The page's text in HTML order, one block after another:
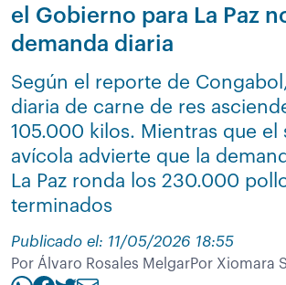
el Gobierno para La Paz
demanda diaria
Según el reporte de
diaria de carne de res
105.000 kilos. Mientras que el
avícola advierte que la
La Paz ronda los 230.000
terminados
Publicado el: 11/05/2026 18:55
Por Álvaro Rosales MelgarPor Xiomara